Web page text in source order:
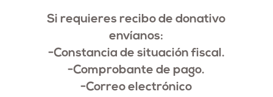
Si requieres recibo de donativo
envíanos:
-Constancia de situación fiscal.
-Comprobante de pago.
-Correo electrónico